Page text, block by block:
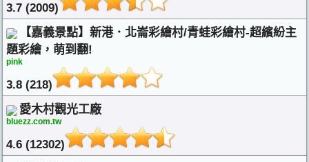
3.7 (2009)
【嘉義景點】新港．北崙彩繪村/青蛙彩繪村-超繽紛主
題彩繪，萌到翻!
pink
3.8 (218)
愛木村觀光工廠
bluezz.com.tw
4.6 (12302)